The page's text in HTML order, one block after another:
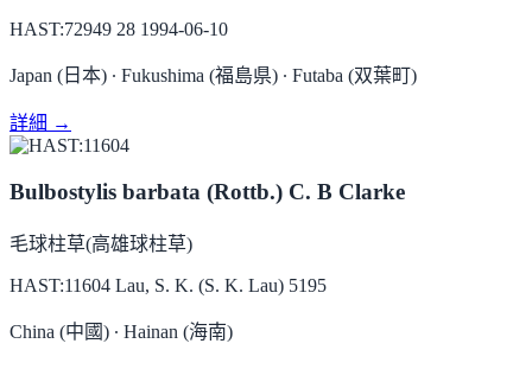
HAST:72949 28 1994-06-10
Japan (日本) ∙ Fukushima (福島県) ∙ Futaba (双葉町)
詳細 →
Bulbostylis barbata (Rottb.) C. B Clarke
毛球柱草(高雄球柱草)
HAST:11604 Lau, S. K. (S. K. Lau) 5195
China (中國) ∙ Hainan (海南)